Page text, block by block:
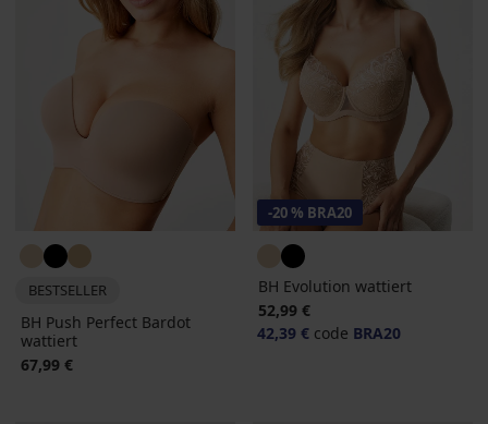
BESTSELLER
BH Push Perfect Bardot
wattiert
67,99 €
-20 % BRA20
BH Evolution wattiert
52,99 €
42,39 € code BRA20